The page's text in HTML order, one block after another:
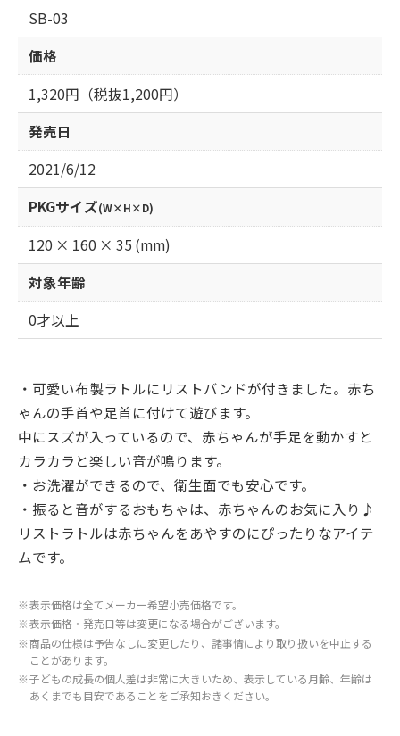
SB-03
価格
1,320円（税抜1,200円）
発売日
2021/6/12
PKGサイズ(W×H×D)
120 × 160 × 35 (mm)
対象年齢
0才以上
・可愛い布製ラトルにリストバンドが付きました。赤ち
ゃんの手首や足首に付けて遊びます。
中にスズが入っているので、赤ちゃんが手足を動かすと
カラカラと楽しい音が鳴ります。
・お洗濯ができるので、衛生面でも安心です。
・振ると音がするおもちゃは、赤ちゃんのお気に入り♪
リストラトルは赤ちゃんをあやすのにぴったりなアイテ
ムです。
※表示価格は全てメーカー希望小売価格です。
※表示価格・発売日等は変更になる場合がございます。
※商品の仕様は予告なしに変更したり、諸事情により取り扱いを中止する
ことがあります。
※子どもの成長の個人差は非常に大きいため、表示している月齢、年齢は
あくまでも目安であることをご承知おきください。